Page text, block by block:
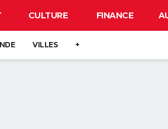
CULTURE FINANCE
VILLES +